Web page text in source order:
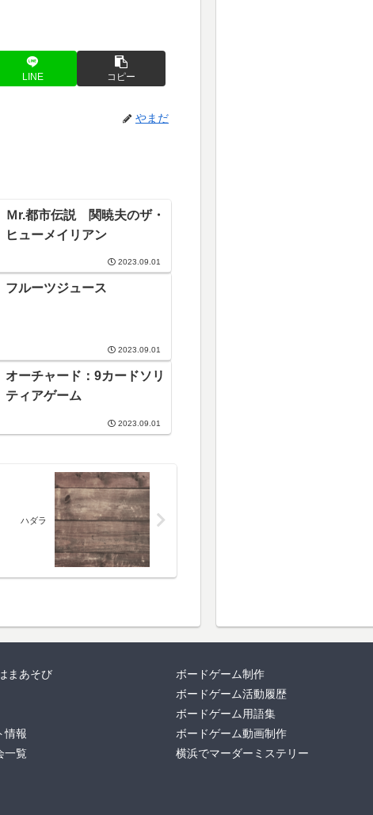
LINE コピー
やまだ
Ｍr.都市伝説 関暁夫のザ・
ヒューメイリアン
2023.09.01
フルーツジュース
2023.09.01
オーチャード：9カードソリ
ティアゲーム
2023.09.01
ハダラ
まあそび
情報
一覧
ボードゲーム制作
ボードゲーム活動履歴
ボードゲーム用語集
ボードゲーム動画制作
横浜でマーダーミステリー